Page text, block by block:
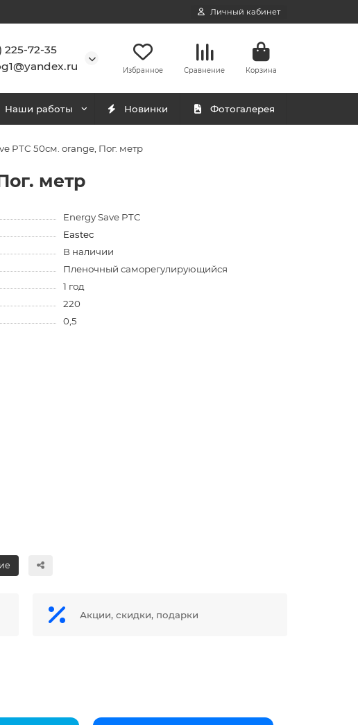
Личный кабинет
225-72-35
Избранное Сравнение Корзина
Наши работы Новинки Фотогалерея
PTC 50см. orange, Пог. метр
метр
Energy Save PTC
Eastec
В наличии
Пленочный саморегулирующийся
1 год
220
0,5
Акции, скидки, подарки